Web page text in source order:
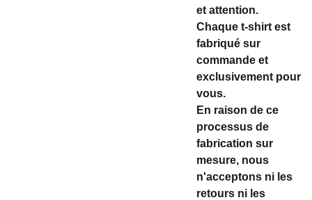
et attention.
Chaque t-shirt est
fabriqué sur
commande et
exclusivement pour
vous.
En raison de ce
processus de
fabrication sur
mesure, nous
n'acceptons ni les
retours ni les